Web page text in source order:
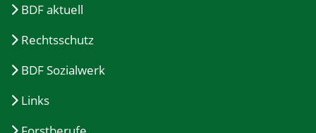
BDF aktuell
Rechtsschutz
BDF Sozialwerk
Links